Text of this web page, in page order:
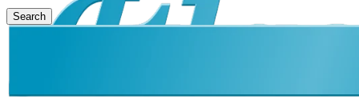
Search